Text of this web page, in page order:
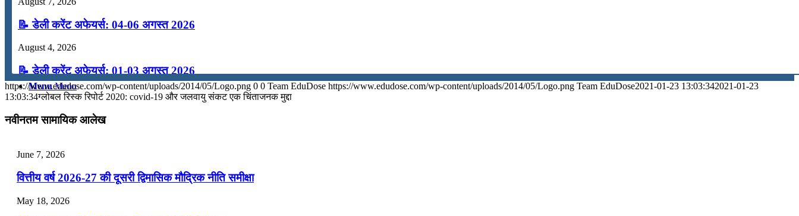
टुडेज जीके
Menu Menu
📝 डेली करेंट अफेयर्स: 04-06 अगस्त 2026
August 4, 2026
📝 डेली करेंट अफेयर्स: 01-03 अगस्त 2026
July 31, 2026
📝 डेली करेंट अफेयर्स: 28-31 जुलाई 2026
📝 डेली करेंट अफेयर्स: 25-27 जुलाई 2026
July 25, 2026
📝 डेली करेंट अफेयर्स: 22-24 जुलाई 2026
https://www.edudose.com/wp-content/uploads/2014/05/Logo.png 0 0 Team EduDose https://www.edudose.com/wp-content/uploads/2014/05/Logo.png Team EduDose2021-01-23 13:03:342021-01-23
13:03:34ग्लोबल रिस्क रिपोर्ट 2020: covid-19 और जलवायु संकट एक चिंताजनक मुद्दा
नवीनतम सामायिक आलेख
June 7, 2026
वित्तीय वर्ष 2026-27 की दूसरी द्विमासिक मौद्रिक नीति समीक्षा
May 18, 2026